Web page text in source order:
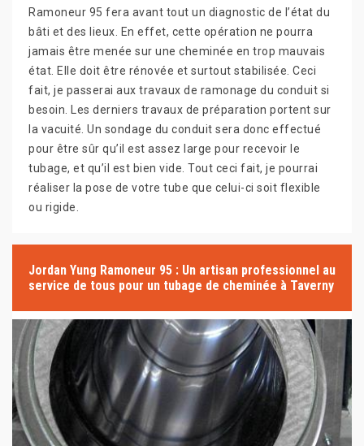
Ramoneur 95 fera avant tout un diagnostic de l’état du
bâti et des lieux. En effet, cette opération ne pourra
jamais être menée sur une cheminée en trop mauvais
état. Elle doit être rénovée et surtout stabilisée. Ceci
fait, je passerai aux travaux de ramonage du conduit si
besoin. Les derniers travaux de préparation portent sur
la vacuité. Un sondage du conduit sera donc effectué
pour être sûr qu’il est assez large pour recevoir le
tubage, et qu’il est bien vide. Tout ceci fait, je pourrai
réaliser la pose de votre tube que celui-ci soit flexible
ou rigide.
Jordan Yung Ramoneur 95 : Un artisan professionnel au
service de tous pour un tubage de cheminée à Taverny